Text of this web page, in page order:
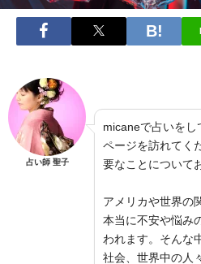
占い師 聖子
micaneで占いをし
ページを訪れてく
要なことについて
アメリカや世界の
本当に不安や悩み
われます。そんな
社会、世界中の人